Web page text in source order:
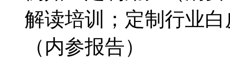
解读培训；定制行业
（内参报告）